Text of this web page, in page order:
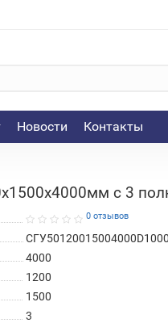
Новости Контакты
с 3
0 отзывов
4000
1200
1500
3